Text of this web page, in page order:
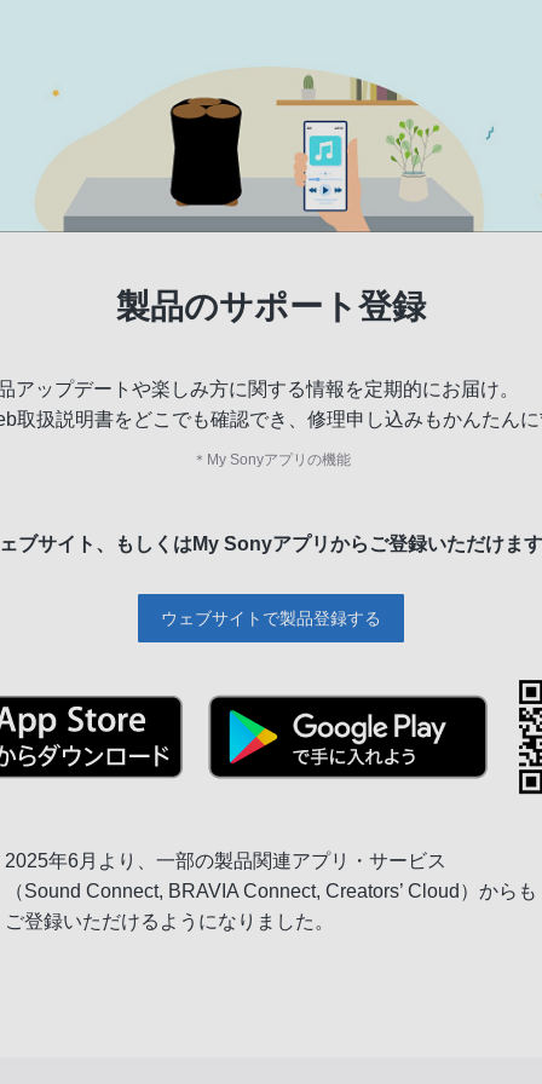
製品のサポート登録
アップデートや楽しみ方に関する情報を定期的にお届け。
取扱説明書をどこでも確認でき、修理申し込みもかんたん
＊ My Sonyアプリの機能
ブサイト、もしくは My Sonyアプリからご登録いただけま
ウェブサイトで製品登録する
2025年6月より、一部の製品関連アプリ・サービス
（Sound Connect, BRAVIA Connect, Creators’ Cloud）からも
ご登録いただけるようになりました。